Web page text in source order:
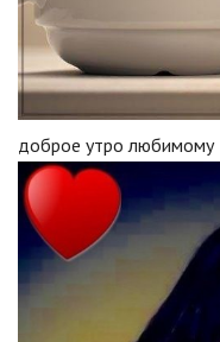
доброе утро любимому